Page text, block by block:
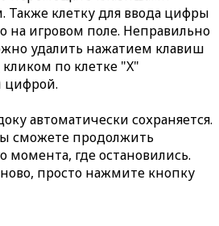
Также клетку для ввода цифры
на игровом поле. Неправильно
удалить нажатием клавиш
по клетке "X"
цифрой.
автоматически сохраняется.
сможете продолжить
момента, где остановились.
просто нажмите кнопку